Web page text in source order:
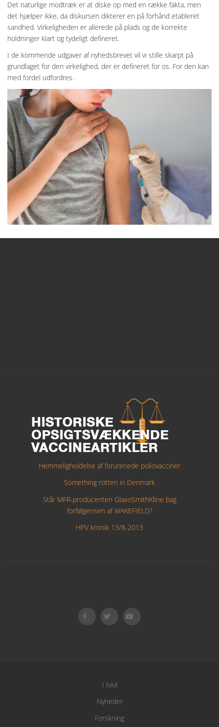
Det naturlige modtræk er at diske op med en række fakta, men
det hjælper ikke, da diskursen dikterer en på forhånd etableret
sandhed. Virkeligheden er allerede på plads og de korrekte
holdninger klart og tydeligt defineret.
I de kommende udgaver af nyhedsbrevet vil vi stille skarpt på
grundlaget for den virkelighed, der er defineret for os. For den kan
med fordel udfordres.
Hemmeligholdelse af forurenede poliovacciner
Something rotten in Denmark
Står MFR-producenten GlaxoSmithKline bag
forfølgensen af WAKEFIELD?
HPV kronik 13/8-2013
I tvivl
Nyheder
Forskning